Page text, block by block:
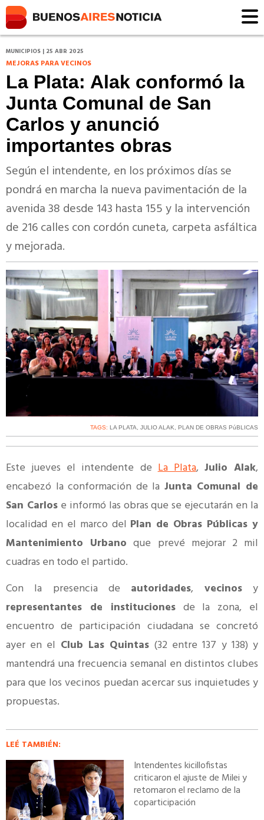
MUNICIPIOS | 25 ABR 2025
MEJORAS PARA VECINOS
La Plata: Alak conformó la
Junta Comunal de San
Carlos y anunció
importantes obras
Según el intendente, en los próximos días se
pondrá en marcha la nueva pavimentación de la
avenida 38 desde 143 hasta 155 y la intervención
de 216 calles con cordón cuneta, carpeta asfáltica
y mejorada.
TAGS: LA PLATA, JULIO ALAK, PLAN DE OBRAS PúBLICAS
Este jueves el intendente deLa Plata, Julio Alak,
encabezó la conformación de la Junta Comunal de
San Carlose informó las obras que se ejecutarán en la
localidad en el marco del Plan de Obras Públicas y
Mantenimiento Urbano que prevé mejorar 2 mil
cuadras en todo el partido.
Con la presencia de autoridades, vecinosy
representantes de institucionesde la zona, el
encuentro de participación ciudadana se concretó
ayer en el Club Las Quintas(32 entre 137 y 138) y
mantendrá una frecuencia semanal en distintos clubes
para que los vecinos puedan acercar sus inquietudes y
propuestas.
LEÉ TAMBIÉN:
Intendentes kicillofistas
criticaron el ajuste de Milei y
retomaron el reclamo de la
coparticipación